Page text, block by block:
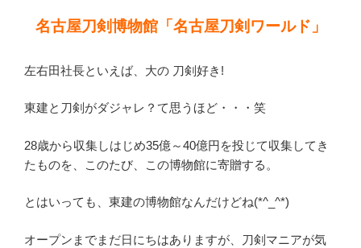
名古屋刀剣博物館「名古屋刀剣ワールド」
左右田社長といえば、大の 刀剣好き!
東建と刀剣がダジャレ？て思うほど・・・笑
28歳から収集しはじめ35億～40億円を投じて収集してき
たものを、このたび、この博物館に寄贈する。
とはいっても、東建の博物館なんだけどね(*^_^*)
オープンまでまだ日にちはありますが、刀剣マニアが気